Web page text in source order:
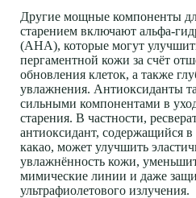
Другие мощные компоненты
старением включают альфа-
(АНА), которые могут
пергаментной кожи за счёт
обновления клеток, а также
увлажнения. Антиоксиданты
сильными компонентами в
старения. В частности,
антиоксидант, содержащийся
какао, может улучшить
увлажнённость кожи,
мимические линии и даже
ультрафиолетового излучения.